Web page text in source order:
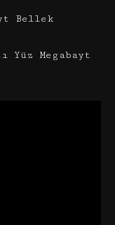
Bellek
Yüz Megabayt